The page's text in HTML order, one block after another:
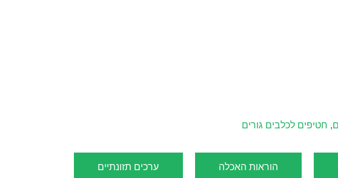
, חטיפים לכלבים גורים
הוראות האכלה ערכים תזונתיים